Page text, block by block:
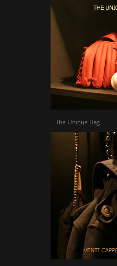
The Unique Bag